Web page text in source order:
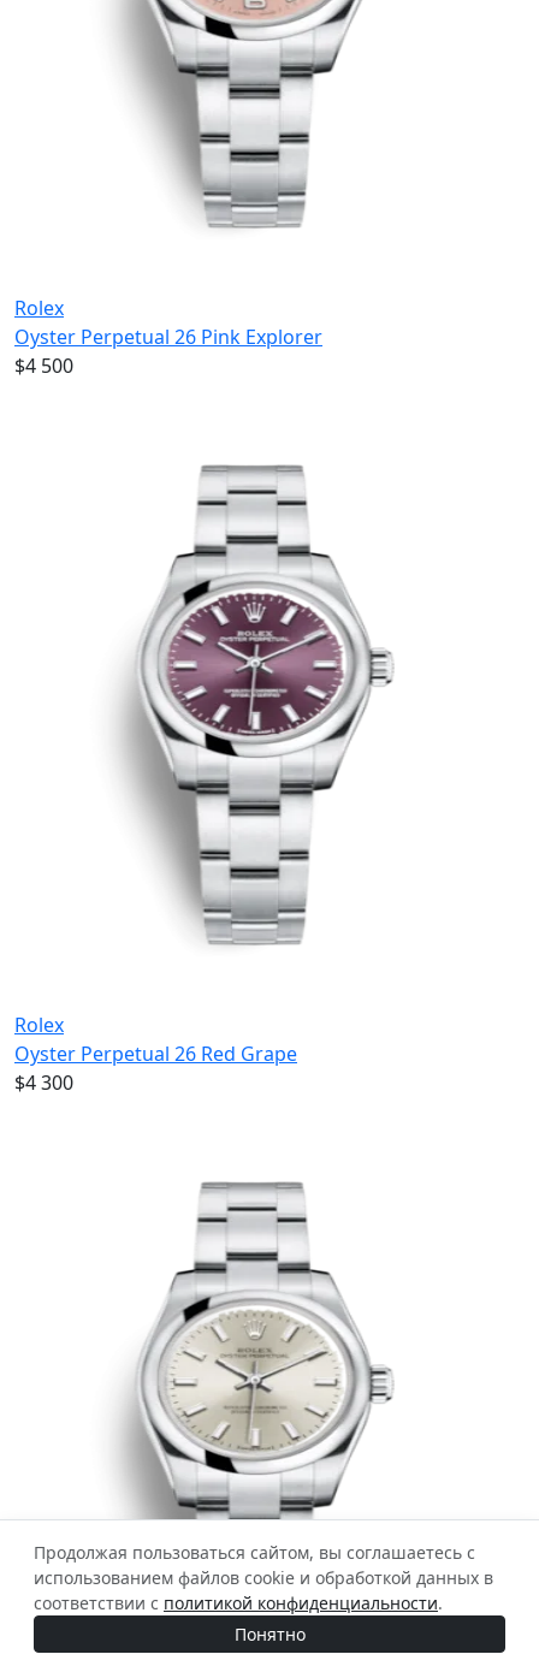
Rolex
Oyster Perpetual 26 Pink Explorer
$4 500
Rolex
Oyster Perpetual 26 Red Grape
$4 300
Продолжая пользоваться сайтом, вы соглашаетесь с
использованием файлов cookie и обработкой данных в
соответствии с политикой конфиденциальности.
Понятно